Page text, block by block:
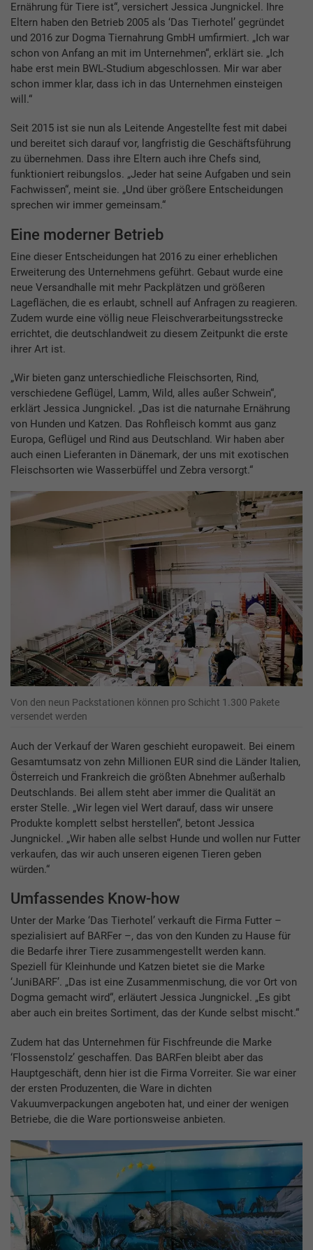
Ernährung für Tiere ist“, versichert Jessica Jungnickel. Ihre
Eltern haben den Betrieb 2005 als ‘Das Tierhotel’ gegründet
und 2016 zur Dogma Tiernahrung GmbH umfirmiert. „Ich war
schon von Anfang an mit im Unternehmen“, erklärt sie. „Ich
habe erst mein BWL-Studium abgeschlossen. Mir war aber
schon immer klar, dass ich in das Unternehmen einsteigen
will.“
Seit 2015 ist sie nun als Leitende Angestellte fest mit dabei
und bereitet sich darauf vor, langfristig die Geschäftsführung
zu übernehmen. Dass ihre Eltern auch ihre Chefs sind,
funktioniert reibungslos. „Jeder hat seine Aufgaben und sein
Fachwissen“, meint sie. „Und über größere Entscheidungen
sprechen wir immer gemeinsam.“
Eine moderner Betrieb
Eine dieser Entscheidungen hat 2016 zu einer erheblichen
Erweiterung des Unternehmens geführt. Gebaut wurde eine
neue Versandhalle mit mehr Packplätzen und größeren
Lageflächen, die es erlaubt, schnell auf Anfragen zu reagieren.
Zudem wurde eine völlig neue Fleischverarbeitungsstrecke
errichtet, die deutschlandweit zu diesem Zeitpunkt die erste
ihrer Art ist.
„Wir bieten ganz unterschiedliche Fleischsorten, Rind,
verschiedene Geflügel, Lamm, Wild, alles außer Schwein“,
erklärt Jessica Jungnickel. „Das ist die naturnahe Ernährung
von Hunden und Katzen. Das Rohfleisch kommt aus ganz
Europa, Geflügel und Rind aus Deutschland. Wir haben aber
auch einen Lieferanten in Dänemark, der uns mit exotischen
Fleischsorten wie Wasserbüffel und Zebra versorgt.“
Von den neun Packstationen können pro Schicht 1.300 Pakete
versendet werden
Auch der Verkauf der Waren geschieht europaweit. Bei einem
Gesamtumsatz von zehn Millionen EUR sind die Länder Italien,
Österreich und Frankreich die größten Abnehmer außerhalb
Deutschlands. Bei allem steht aber immer die Qualität an
erster Stelle. „Wir legen viel Wert darauf, dass wir unsere
Produkte komplett selbst herstellen“, betont Jessica
Jungnickel. „Wir haben alle selbst Hunde und wollen nur Futter
verkaufen, das wir auch unseren eigenen Tieren geben
würden.“
Umfassendes Know-how
Unter der Marke ‘Das Tierhotel’ verkauft die Firma Futter –
spezialisiert auf BARFer –, das von den Kunden zu Hause für
die Bedarfe ihrer Tiere zusammengestellt werden kann.
Speziell für Kleinhunde und Katzen bietet sie die Marke
‘JuniBARF’. „Das ist eine Zusammenmischung, die vor Ort von
Dogma gemacht wird“, erläutert Jessica Jungnickel. „Es gibt
aber auch ein breites Sortiment, das der Kunde selbst mischt.“
Zudem hat das Unternehmen für Fischfreunde die Marke
‘Flossenstolz’ geschaffen. Das BARFen bleibt aber das
Hauptgeschäft, denn hier ist die Firma Vorreiter. Sie war einer
der ersten Produzenten, die Ware in dichten
Vakuumverpackungen angeboten hat, und einer der wenigen
Betriebe, die die Ware portionsweise anbieten.